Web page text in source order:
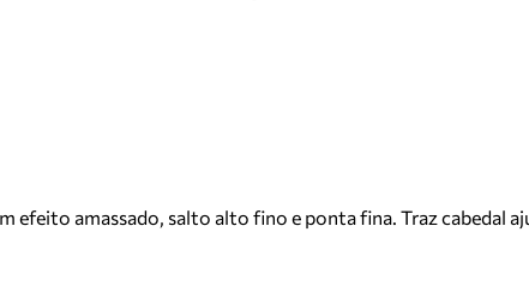
efeito amassado, salto alto fino e ponta fina. Traz cabedal